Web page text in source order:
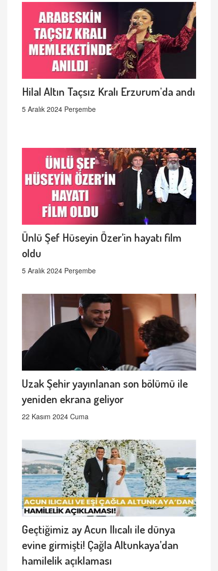
Hilal Altın Taçsız Kralı Erzurum'da andı
5 Aralık 2024 Perşembe
Ünlü Şef Hüseyin Özer’in hayatı film
oldu
5 Aralık 2024 Perşembe
Uzak Şehir yayınlanan son bölümü ile
yeniden ekrana geliyor
22 Kasım 2024 Cuma
Geçtiğimiz ay Acun Ilıcalı ile dünya
evine girmişti! Çağla Altunkaya’dan
hamilelik açıklaması